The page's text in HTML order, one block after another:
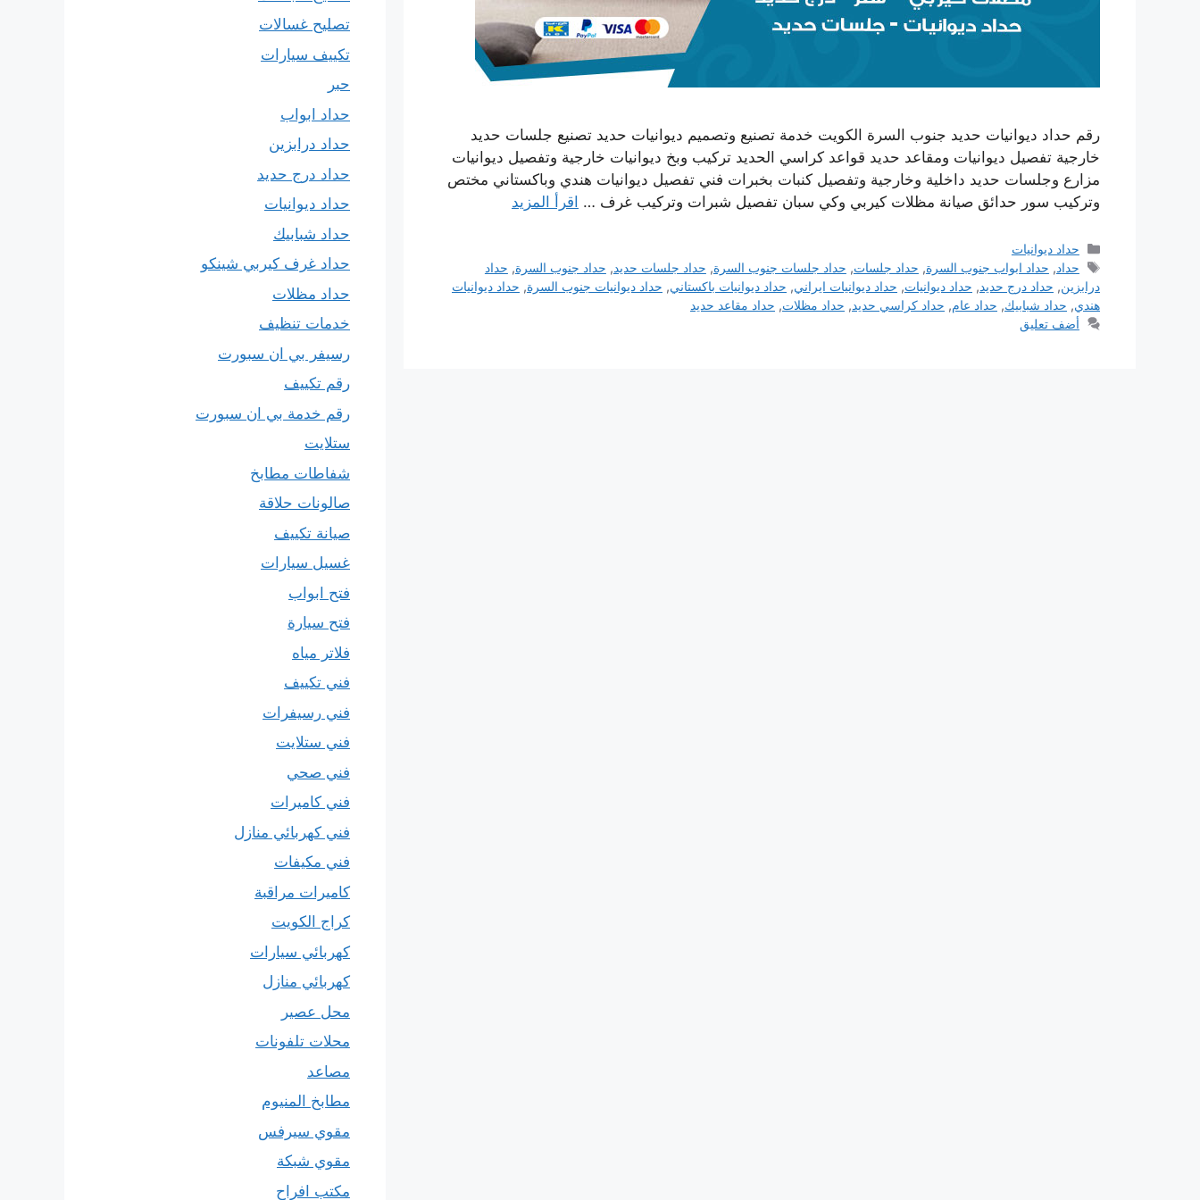
رقم حداد ديوانيات حديد جنوب السرة الكويت خدمة تصنيع وتصميم ديوانيات حديد تصنيع جلسات حديد
خارجية تفصيل ديوانيات ومقاعد حديد قواعد كراسي الحديد تركيب وبخ ديوانيات خارجية وتفصيل ديوانيات
مزارع وجلسات حديد داخلية وخارجية وتفصيل كنبات بخبرات فني تفصيل ديوانيات هندي وباكستاني مختص
وتركيب سور حدائق صيانة مظلات كيربي وكي سبان تفصيل شبرات وتركيب غرف … اقرأ المزيد
التصنيفات
حداد ديوانيات
الوسوم
حداد, حداد ابواب جنوب السرة, حداد جلسات, حداد جلسات جنوب السرة, حداد جلسات حديد, حداد جنوب السرة, حداد
درابزين, حداد درج حديد, حداد ديوانيات, حداد ديوانيات ايراني, حداد ديوانيات باكستاني, حداد ديوانيات جنوب السرة, حداد ديوانيات
هندي, حداد شبابيك, حداد عام, حداد كراسي حديد, حداد مظلات, حداد مقاعد حديد
أضف تعليق
تصليح غسالات
تكييف سيارات
حبر
حداد ابواب
حداد درابزين
حداد درج حديد
حداد ديوانيات
حداد شبابيك
حداد غرف كيربي شينكو
حداد مظلات
خدمات تنظيف
رسيفر بي ان سبورت
رقم تكييف
رقم خدمة بي ان سبورت
ستلايت
شفاطات مطابخ
صالونات حلاقة
صيانة تكييف
غسيل سيارات
فتح ابواب
فتح سيارة
فلاتر مياه
فني تكييف
فني رسيفرات
فني ستلايت
فني صحي
فني كاميرات
فني كهربائي منازل
فني مكيفات
كاميرات مراقبة
كراج الكويت
كهربائي سيارات
كهربائي منازل
محل عصير
محلات تلفونات
مصاعد
مطابخ المنيوم
مقوي سيرفس
مقوي شبكة
مكتب افراح